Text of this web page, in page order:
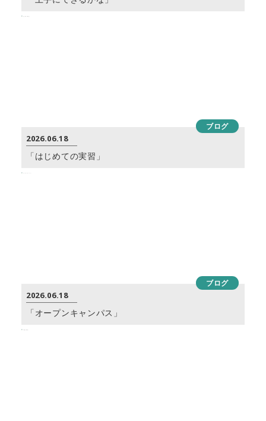
ブログ
2026.06.18
「はじめての実習」
ブログ
2026.06.18
「オープンキャンパス」